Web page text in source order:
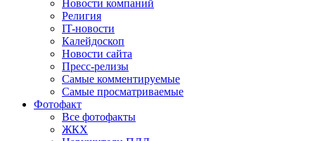
Новости компаний
Религия
IT-новости
Калейдоскоп
Новости сайта
Пресс-релизы
Самые комментируемые
Самые просматриваемые
Фотофакт
Все фотофакты
ЖКХ